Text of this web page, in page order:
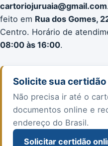
cartoriojuruaia@gmail.com
feito em Rua dos Gomes,
Centro. Horário de
08:00 às 16:00.
Solicite sua
Não precisa ir até o
documentos online e
endereço do Brasil.
Solicitar certidão